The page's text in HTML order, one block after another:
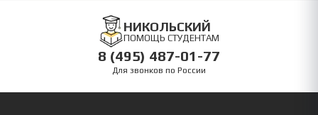
НИКОЛЬСКИЙ
ПОМОЩЬ СТУДЕНТАМ
8 (495) 487-01-77
Для звонков по России